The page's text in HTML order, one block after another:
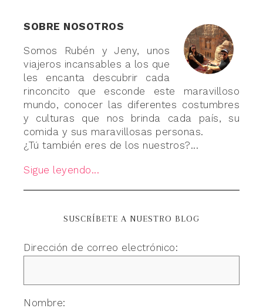
SOBRE NOSOTROS
Somos Rubén y Jeny, unos
viajeros incansables a los que
les encanta descubrir cada
rinconcito que esconde este maravilloso
mundo, conocer las diferentes costumbres
y culturas que nos brinda cada país, su
comida y sus maravillosas personas.
¿Tú también eres de los nuestros?...
Sigue leyendo...
SUSCRÍBETE A NUESTRO BLOG
Dirección de correo electrónico:
Nombre: